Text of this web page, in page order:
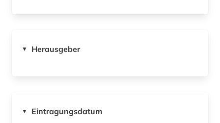
▼ Herausgeber
▼ Eintragungsdatum